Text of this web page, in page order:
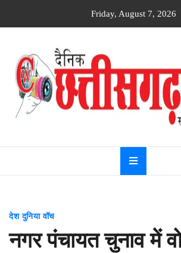
Friday, August 7, 2026
Dainik
watch
देश दुनिया वॉच
नगर पंचायत चुनाव में